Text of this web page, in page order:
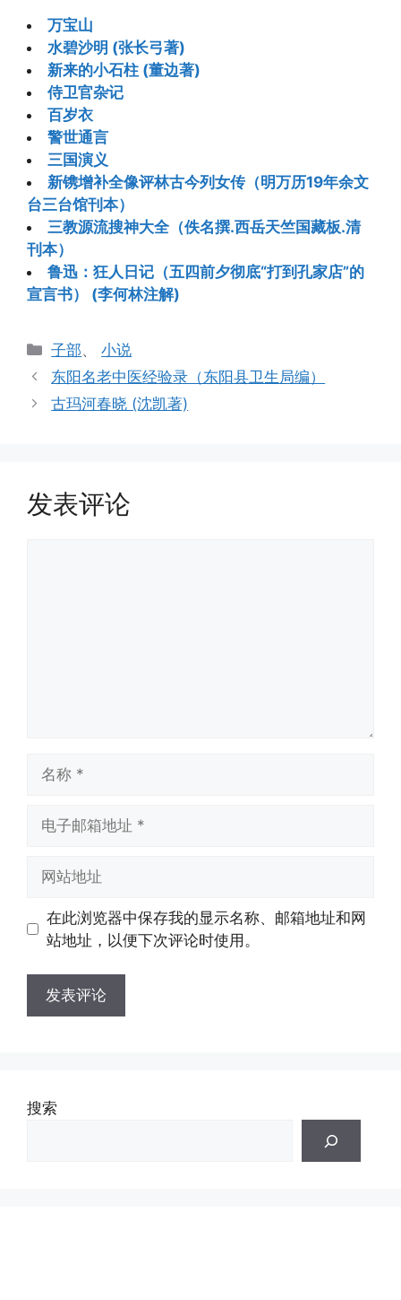
万宝山
水碧沙明 (张长弓著)
新来的小石柱 (董边著)
侍卫官杂记
百岁衣
警世通言
三国演义
新镌增补全像评林古今列女传（明万历19年余文
台三台馆刊本）
三教源流搜神大全（佚名撰.西岳天竺国藏板.清
刊本）
鲁迅：狂人日记（五四前夕彻底“打到孔家店”的
宣言书） (李何林注解)
分
类
子部、小说
东阳名老中医经验录（东阳县卫生局编）
古玛河春晓 (沈凯著)
发表评论
址
址
在此浏览器中保存我的显示名称、邮箱地址和网
站地址，以便下次评论时使用。
搜索